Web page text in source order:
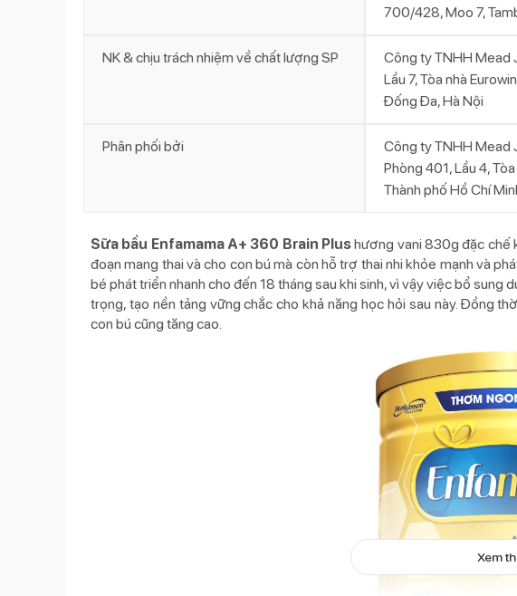
700/428, Moo 7,
NK & chịu trách nhiệm về chất lượng SP
Công ty TNHH Mead
Lầu 7, Tòa nhà
Đống Đa, Hà Nội
Phân phối bởi
Công ty TNHH Mead
Phòng 401, Lầu 4,
Thành phố Hồ Chí
Sữa bầu Enfamama A+ 360 Brain Plushương vani 830g đặc chế
đoạn mang thai và cho con bú mà còn hỗ trợ thai nhi khỏe mạnh và
bé phát triển nhanh cho đến 18 tháng sau khi sinh, vì vậy việc bổ
trọng, tạo nền tảng vững chắc cho khả năng học hỏi sau này. Đồng
con bú cũng tăng cao.
Xem